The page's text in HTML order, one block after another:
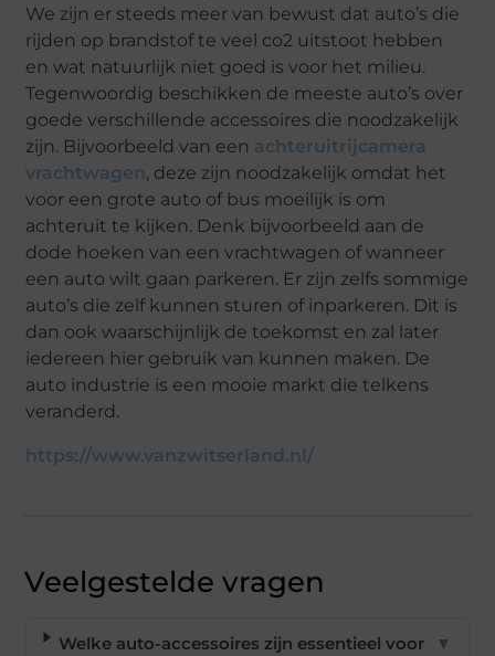
We zijn er steeds meer van bewust dat auto’s die
rijden op brandstof te veel co2 uitstoot hebben
en wat natuurlijk niet goed is voor het milieu.
Tegenwoordig beschikken de meeste auto’s over
goede verschillende accessoires die noodzakelijk
zijn. Bijvoorbeeld van een achteruitrijcamera
vrachtwagen, deze zijn noodzakelijk omdat het
voor een grote auto of bus moeilijk is om
achteruit te kijken. Denk bijvoorbeeld aan de
dode hoeken van een vrachtwagen of wanneer
een auto wilt gaan parkeren. Er zijn zelfs sommige
auto’s die zelf kunnen sturen of inparkeren. Dit is
dan ook waarschijnlijk de toekomst en zal later
iedereen hier gebruik van kunnen maken. De
auto industrie is een mooie markt die telkens
veranderd.
https://www.vanzwitserland.nl/
Veelgestelde vragen
Welke auto-accessoires zijn essentieel voor
▼